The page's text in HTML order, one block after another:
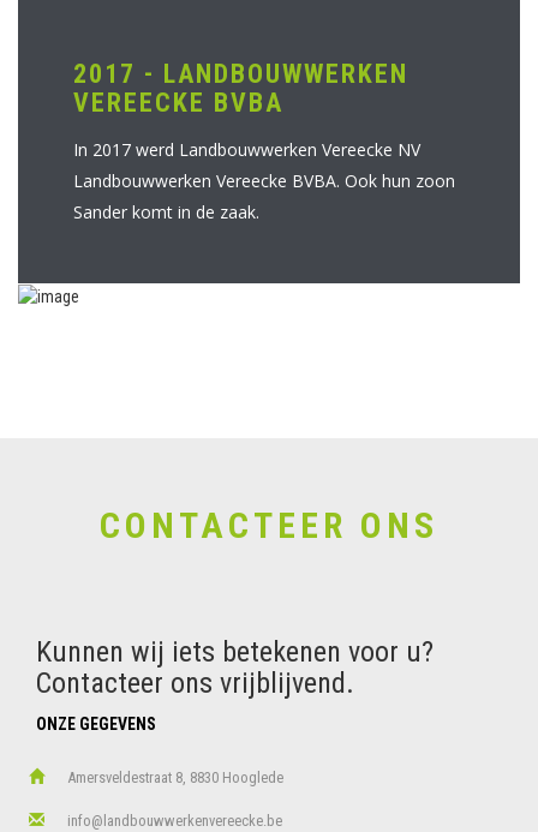
2017 - LANDBOUWWERKEN
VEREECKE BVBA
In 2017 werd Landbouwwerken Vereecke NV
Landbouwwerken Vereecke BVBA. Ook hun zoon
Sander komt in de zaak.
CONTACTEER ONS
Kunnen wij iets betekenen voor u?
Contacteer ons vrijblijvend.
ONZE GEGEVENS
Amersveldestraat 8, 8830 Hooglede
info@landbouwwerkenvereecke.be